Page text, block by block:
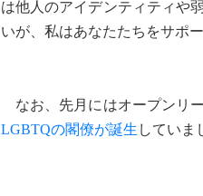
は他人のアイデンティティや
いが、私はあなたたちをサポ
なお、先月にはオープンリ
LGBTQの閣僚が誕生 していま